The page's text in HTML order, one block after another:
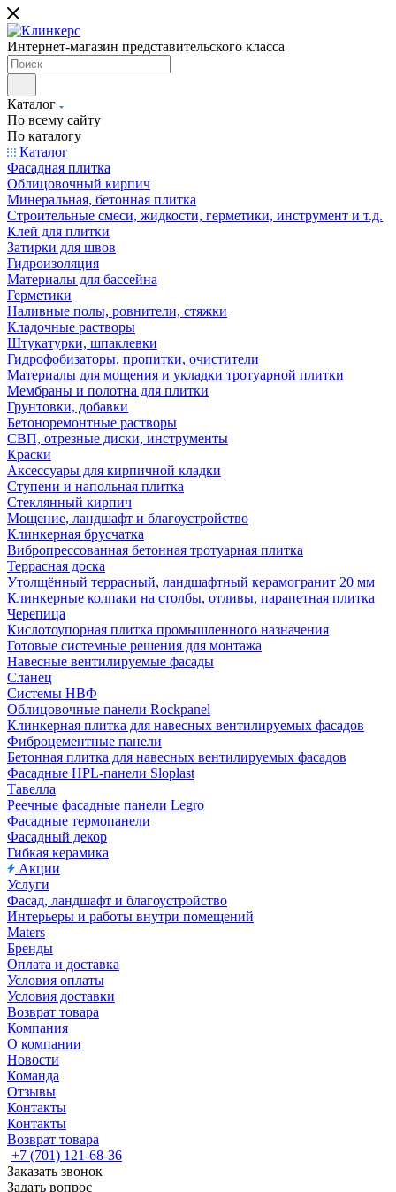
Интернет-магазин представительского класса
Каталог
По всему сайту
По каталогу
Каталог
Фасадная плитка
Облицовочный кирпич
Минеральная, бетонная плитка
Строительные смеси, жидкости, герметики, инструмент и т.д.
Клей для плитки
Затирки для швов
Гидроизоляция
Материалы для бассейна
Герметики
Наливные полы, ровнители, стяжки
Кладочные растворы
Штукатурки, шпаклевки
Гидрофобизаторы, пропитки, очистители
Материалы для мощения и укладки тротуарной плитки
Мембраны и полотна для плитки
Грунтовки, добавки
Бетоноремонтные растворы
СВП, отрезные диски, инструменты
Краски
Аксессуары для кирпичной кладки
Ступени и напольная плитка
Cтеклянный кирпич
Мощение, ландшафт и благоустройство
Клинкерная брусчатка
Вибропрессованная бетонная тротуарная плитка
Террасная доска
Утолщённый террасный, ландшафтный керамогранит 20 мм
Клинкерные колпаки на столбы, отливы, парапетная плитка
Черепица
Кислотоупорная плитка промышленного назначения
Готовые системные решения для монтажа
Навесные вентилируемые фасады
Сланец
Системы НВФ
Облицовочные панели Rockpanel
Клинкерная плитка для навесных вентилируемых фасадов
Фиброцементные панели
Бетонная плитка для навесных вентилируемых фасадов
Фасадные HPL-панели Sloplast
Тавелла
Реечные фасадные панели Legro
Фасадные термопанели
Фасадный декор
Гибкая керамика
Акции
Услуги
Фасад, ландшафт и благоустройство
Интерьеры и работы внутри помещений
Maters
Бренды
Оплата и доставка
Условия оплаты
Условия доставки
Возврат товара
Компания
О компании
Новости
Команда
Отзывы
Контакты
Контакты
Возврат товара
+7 (701) 121-68-36
Заказать звонок
Задать вопрос